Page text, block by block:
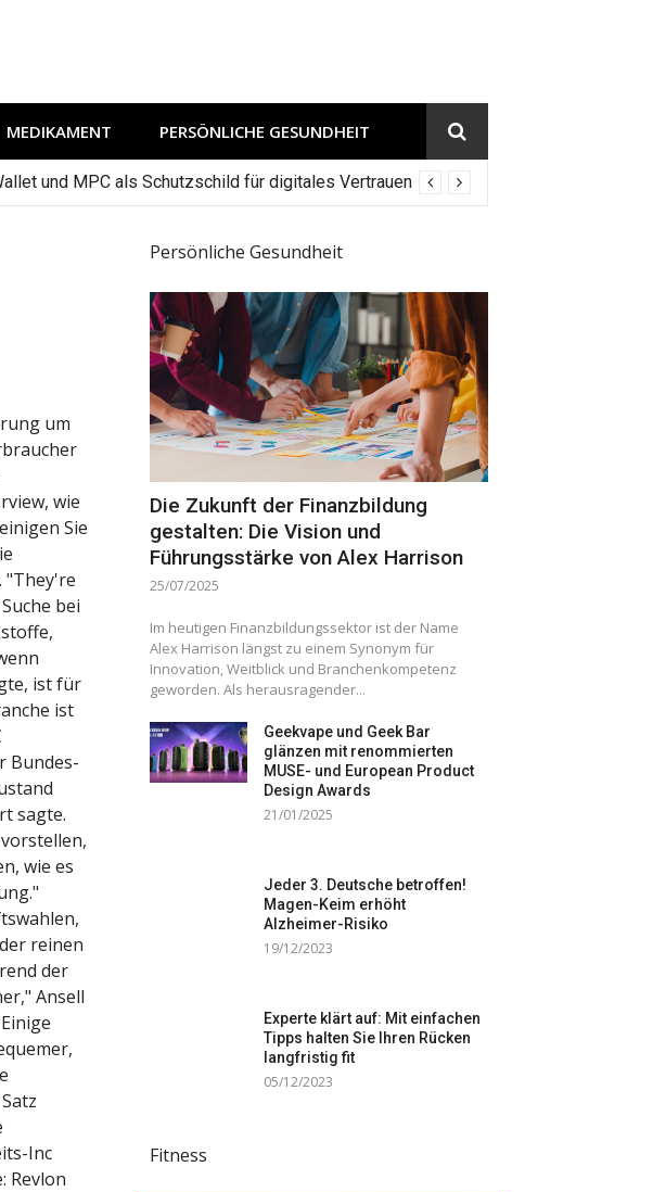
MEDIKAMENT PERSÖNLICHE GESUNDHEIT
und MPC als Schutzschild für digitales Vertrauen
um
wie
Sie
"They're
bei
ist für
ist
Bundes-
sagte.
wie es
reinen
der
Ansell
Inc
Revlon
Persönliche Gesundheit
Die Zukunft der Finanzbildung
gestalten: Die Vision und
Führungsstärke von Alex Harrison
25/07/2025
Im heutigen Finanzbildungssektor ist der Name
Alex Harrison längst zu einem Synonym für
Innovation, Weitblick und Branchenkompetenz
geworden. Als herausragender...
Geekvape und Geek Bar
glänzen mit renommierten
MUSE- und European Product
Design Awards
21/01/2025
Jeder 3. Deutsche betroffen!
Magen-Keim erhöht
Alzheimer-Risiko
19/12/2023
Experte klärt auf: Mit einfachen
Tipps halten Sie Ihren Rücken
langfristig fit
05/12/2023
Fitness